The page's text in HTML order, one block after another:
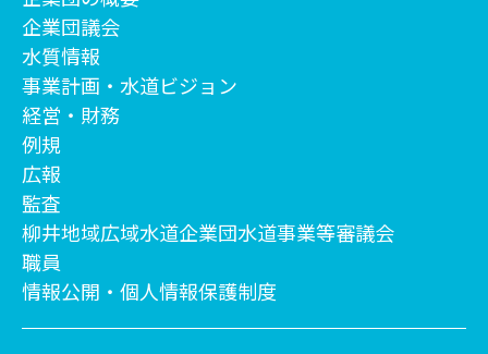
企業団議会
水質情報
事業計画・水道ビジョン
経営・財務
例規
広報
監査
柳井地域広域水道企業団水道事業等審議会
職員
情報公開・個人情報保護制度